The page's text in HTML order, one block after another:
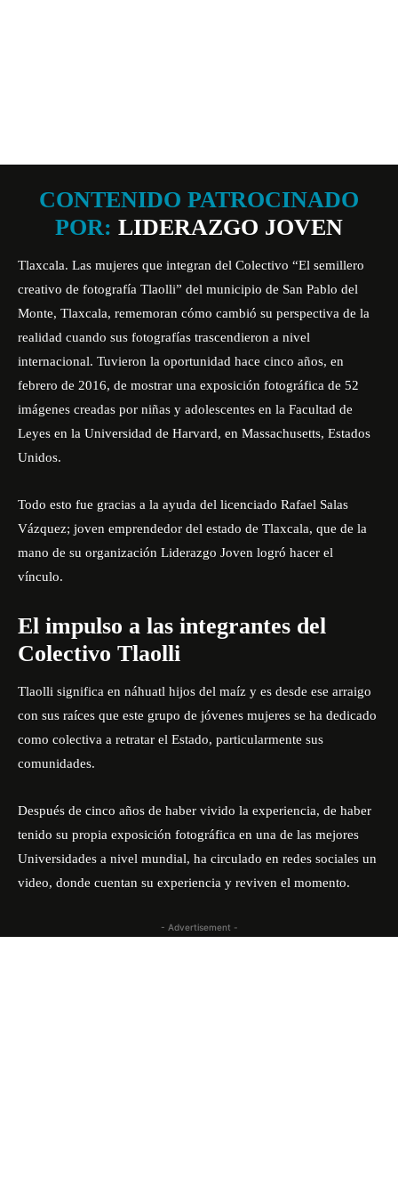
CONTENIDO PATROCINADO
POR: LIDERAZGO JOVEN
Tlaxcala. Las mujeres que integran del Colectivo “El semillero
creativo de fotografía Tlaolli” del municipio de San Pablo del
Monte, Tlaxcala, rememoran cómo cambió su perspectiva de la
realidad cuando sus fotografías trascendieron a nivel
internacional. Tuvieron la oportunidad hace cinco años, en
febrero de 2016, de mostrar una exposición fotográfica de 52
imágenes creadas por niñas y adolescentes en la Facultad de
Leyes en la Universidad de Harvard, en Massachusetts, Estados
Unidos.
Todo esto fue gracias a la ayuda del licenciado Rafael Salas
Vázquez; joven emprendedor del estado de Tlaxcala, que de la
mano de su organización Liderazgo Joven logró hacer el
vínculo.
El impulso a las integrantes del
Colectivo Tlaolli
Tlaolli significa en náhuatl hijos del maíz y es desde ese arraigo
con sus raíces que este grupo de jóvenes mujeres se ha dedicado
como colectiva a retratar el Estado, particularmente sus
comunidades.
Después de cinco años de haber vivido la experiencia, de haber
tenido su propia exposición fotográfica en una de las mejores
Universidades a nivel mundial, ha circulado en redes sociales un
video, donde cuentan su experiencia y reviven el momento.
- Advertisement -